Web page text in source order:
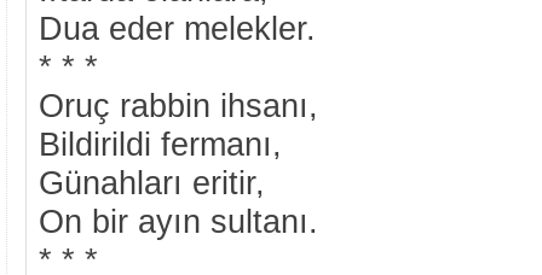
Dua eder melekler.
* * *
Oruç rabbin ihsanı,
Bildirildi fermanı,
Günahları eritir,
On bir ayın sultanı.
* * *